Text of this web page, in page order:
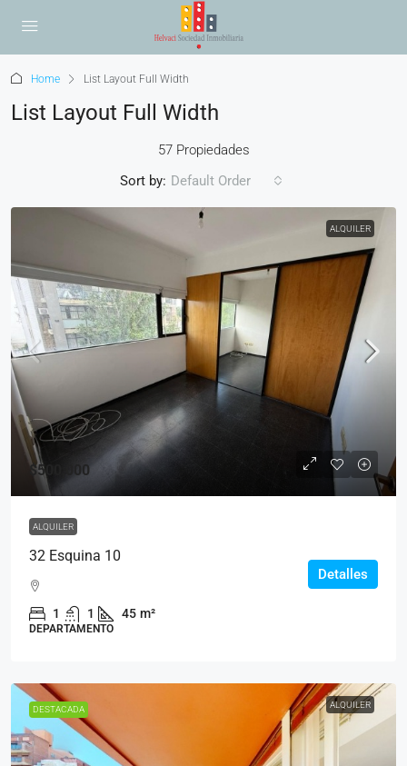
Home List Layout Full Width
List Layout Full Width
57 Propiedades
Sort by: Default Order
ALQUILER
$500,000
ALQUILER
32 Esquina 10
1 1 45 m²
DEPARTAMENTO
Detalles
DESTACADA ALQUILER